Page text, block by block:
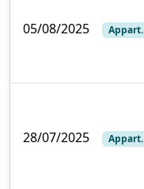
05/08/2025 Appart.
28/07/2025 Appart.